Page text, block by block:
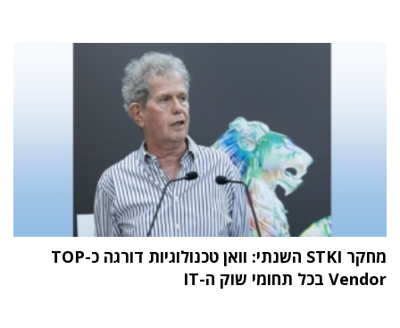
מחקר STKI השנתי: וואן טכנולוגיות דורגה כ-TOP
Vendor בכל תחומי שוק ה-IT